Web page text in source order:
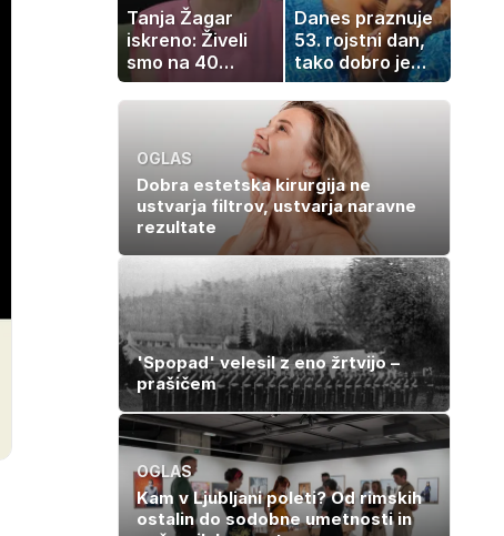
Tanja Žagar
iskreno: Živeli
smo na 40
kvadratih, a
imela sem vse,
potrebuje
Danes praznuje
53. rojstni dan,
tako dobro je
videti znana
Slovenka
OGLAS
Dobra estetska kirurgija ne
ustvarja filtrov, ustvarja naravne
rezultate
'Spopad' velesil z eno žrtvijo –
prašičem
OGLAS
Kam v Ljubljani poleti? Od rimskih
ostalin do sodobne umetnosti in